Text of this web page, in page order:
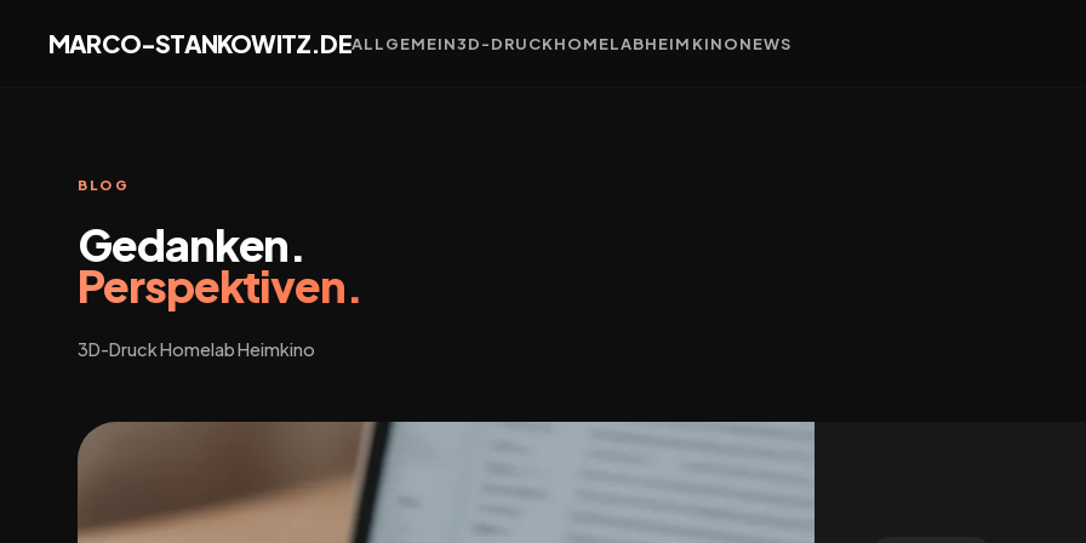
MARCO-STANKOWITZ.DEALLGEMEIN3D-DRUCKHOMELABHEIMKINONEWS
BLOG
Gedanken.
Perspektiven.
3D-Druck Homelab Heimkino